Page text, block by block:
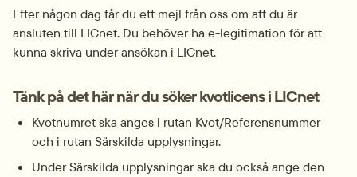
Efter någon dag får du ett mejl från oss om att du är
ansluten till LICnet. Du behöver ha e-legitimation för att
kunna skriva under ansökan i LICnet.
Tänk på det här när du söker kvotlicens i LICnet
Kvotnumret ska anges i rutan Kvot/Referensnummer
och i rutan Särskilda upplysningar.
Under Särskilda upplysningar ska du också ange den